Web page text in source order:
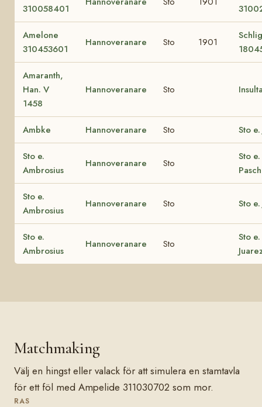
310058401
Amelone
310453601
Hannoveranare Sto 1901
Amaranth,
Han. V
1458
Hannoveranare Sto
Ambke Hannoveranare Sto Sto
Sto e.
Ambrosius
Hannoveranare Sto
Sto e.
Sto e.
Ambrosius
Hannoveranare Sto Sto
Sto e.
Ambrosius
Hannoveranare Sto
Sto e.
Matchmaking
Välj en hingst eller valack för att simulera en stamtavla
för ett föl med Ampelide 311030702 som mor.
RAS